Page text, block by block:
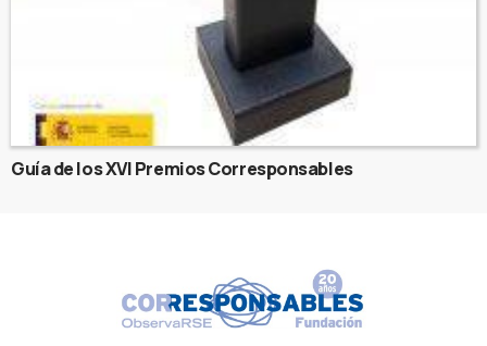
Guía de los XVI Premios Corresponsables